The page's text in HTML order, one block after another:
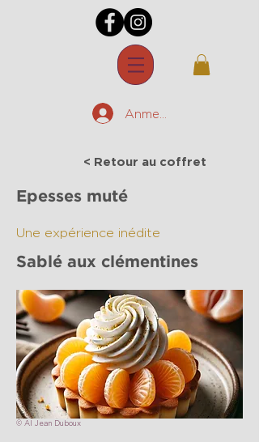
Anmelden
< Retour au coffret
Epesses muté
Une expérience inédite
Sablé aux clémentines
© AI Jean Duboux